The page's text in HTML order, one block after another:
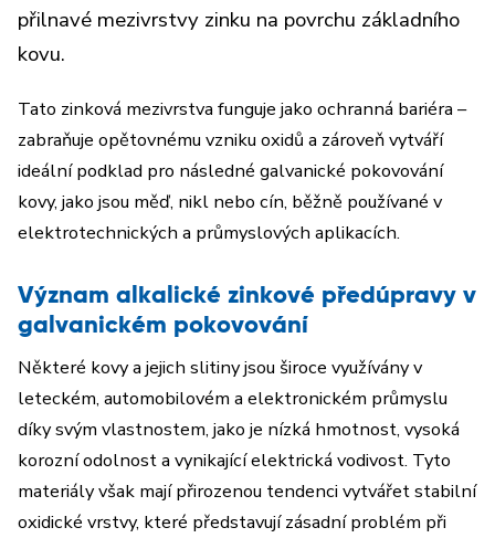
přilnavé mezivrstvy zinku na povrchu základního
kovu.
Tato zinková mezivrstva funguje jako ochranná bariéra –
zabraňuje opětovnému vzniku oxidů a zároveň vytváří
ideální podklad pro následné galvanické pokovování
kovy, jako jsou měď, nikl nebo cín, běžně používané v
elektrotechnických a průmyslových aplikacích.
Význam alkalické zinkové předúpravy v
galvanickém pokovování
Některé kovy a jejich slitiny jsou široce využívány v
leteckém, automobilovém a elektronickém průmyslu
díky svým vlastnostem, jako je nízká hmotnost, vysoká
korozní odolnost a vynikající elektrická vodivost. Tyto
materiály však mají přirozenou tendenci vytvářet stabilní
oxidické vrstvy, které představují zásadní problém při